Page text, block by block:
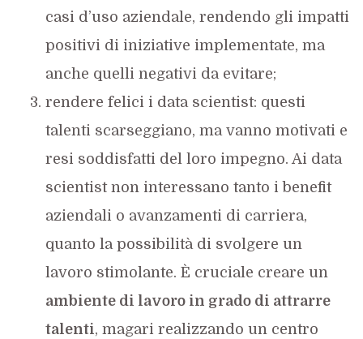
casi d’uso aziendale, rendendo gli impatti
positivi di iniziative implementate, ma
anche quelli negativi da evitare;
rendere felici i data scientist: questi
talenti scarseggiano, ma vanno motivati e
resi soddisfatti del loro impegno. Ai data
scientist non interessano tanto i benefit
aziendali o avanzamenti di carriera,
quanto la possibilità di svolgere un
lavoro stimolante. È cruciale creare un
ambiente di lavoro in grado di attrarre
talenti, magari realizzando un centro